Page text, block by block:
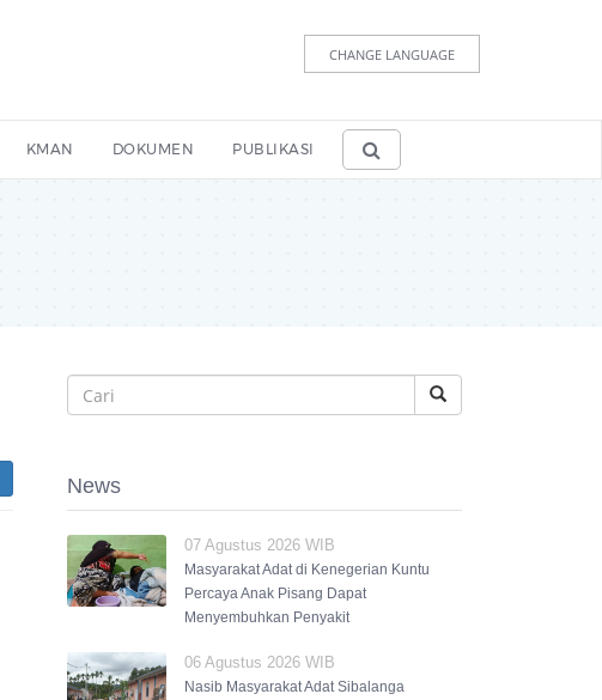
CHANGE LANGUAGE
KMAN DOKUMEN PUBLIKASI
News
07 Agustus 2026 WIB
Masyarakat Adat di Kenegerian Kuntu
Percaya Anak Pisang Dapat
Menyembuhkan Penyakit
06 Agustus 2026 WIB
Nasib Masyarakat Adat Sibalanga